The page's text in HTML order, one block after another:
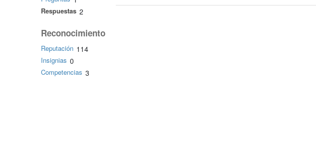
Respuestas 2
Reconocimiento
Reputación 114
Insignias 0
Competencias 3